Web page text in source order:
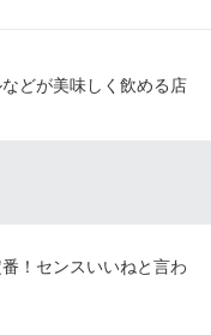
どが美味しく飲める店
！センスいいねと言わ